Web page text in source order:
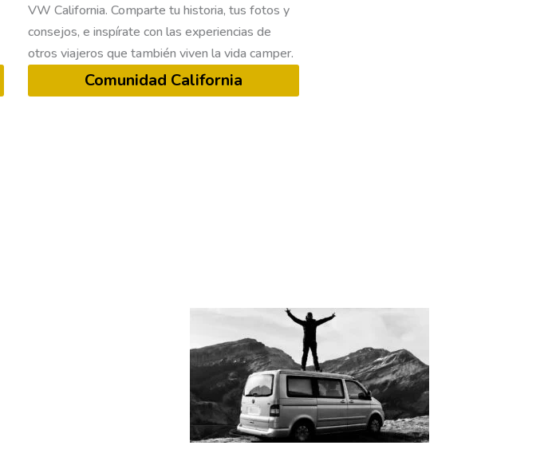
VW California. Comparte tu historia, tus fotos y
consejos, e inspírate con las experiencias de
otros viajeros que también viven la vida camper.
Comunidad California